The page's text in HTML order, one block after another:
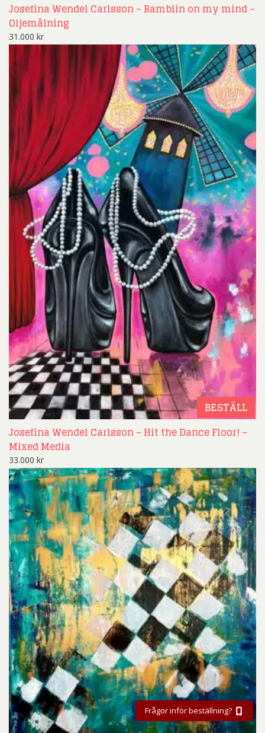
Josefina Wendel Carlsson – Ramblin on my mind –
Oljemålning
31.000 kr
BESTÄLL
Josefina Wendel Carlsson – Hit the Dance Floor! –
Mixed Media
33.000 kr
Frågor inför beställning?